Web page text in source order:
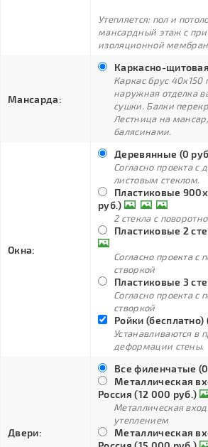
Утепляется: пол и
мансардный этаж с
изоляционной
Мансарда:
Каркасно-
Каркас брус
наружная отделка
сушки. Балки
Лестница на
балясинами.
Окна:
Деревянные (0
Согласно проекта
листовым стеклом.
Пластиковые
руб.)
2 стекла с
Пластиковые 2
Согласно проекта с
створкой
Пластиковые 3
Согласно проекта с
створкой
Ройки (бесплатно)
Устанавливаются в
деформации стены.
Двери:
Все филенчатые
Металлическая
Россия (12 000 руб.)
Металлическая
утеплением
Металлическая